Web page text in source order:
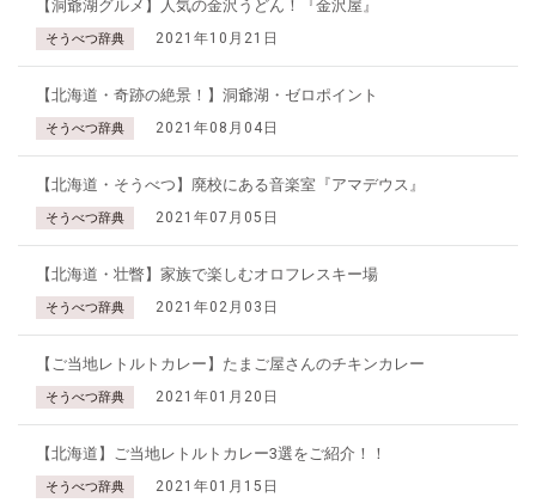
【洞爺湖グルメ】人気の金沢うどん！『金沢屋』
そうべつ辞典 2021年10月21日
【北海道・奇跡の絶景！】洞爺湖・ゼロポイント
そうべつ辞典 2021年08月04日
【北海道・そうべつ】廃校にある音楽室『アマデウス』
そうべつ辞典 2021年07月05日
【北海道・壮瞥】家族で楽しむオロフレスキー場
そうべつ辞典 2021年02月03日
【ご当地レトルトカレー】たまご屋さんのチキンカレー
そうべつ辞典 2021年01月20日
【北海道】ご当地レトルトカレー3選をご紹介！！
そうべつ辞典 2021年01月15日